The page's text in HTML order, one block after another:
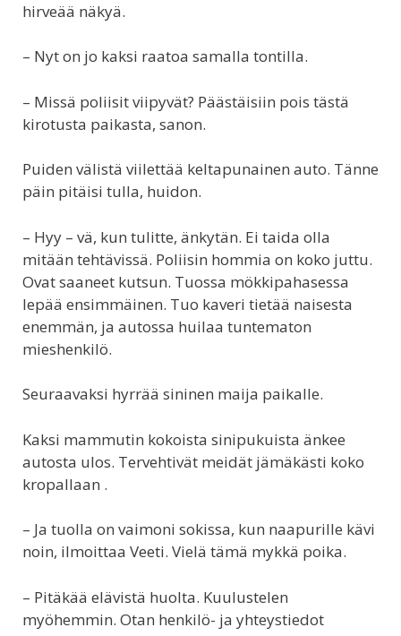
hirveää näkyä.
– Nyt on jo kaksi raatoa samalla tontilla.
– Missä poliisit viipyvät? Päästäisiin pois tästä
kirotusta paikasta, sanon.
Puiden välistä viilettää keltapunainen auto. Tänne
päin pitäisi tulla, huidon.
– Hyy – vä, kun tulitte, änkytän. Ei taida olla
mitään tehtävissä. Poliisin hommia on koko juttu.
Ovat saaneet kutsun. Tuossa mökkipahasessa
lepää ensimmäinen. Tuo kaveri tietää naisesta
enemmän, ja autossa huilaa tuntematon
mieshenkilö.
Seuraavaksi hyrrää sininen maija paikalle.
Kaksi mammutin kokoista sinipukuista änkee
autosta ulos. Tervehtivät meidät jämäkästi koko
kropallaan .
– Ja tuolla on vaimoni sokissa, kun naapurille kävi
noin, ilmoittaa Veeti. Vielä tämä mykkä poika.
– Pitäkää elävistä huolta. Kuulustelen
myöhemmin. Otan henkilö- ja yhteystiedot